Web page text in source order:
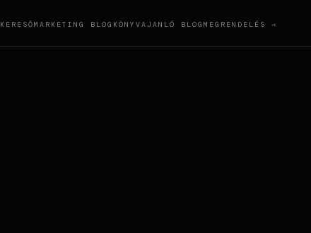
KERESŐMARKETING BLOG KÖNYVAJANLÓ BLOG MEGRENDELÉS →